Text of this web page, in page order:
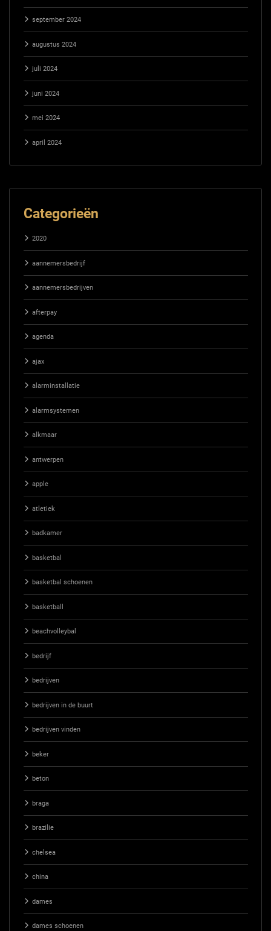
september 2024
augustus 2024
juli 2024
juni 2024
mei 2024
april 2024
Categorieën
2020
aannemersbedrijf
aannemersbedrijven
afterpay
agenda
ajax
alarminstallatie
alarmsystemen
alkmaar
antwerpen
apple
atletiek
badkamer
basketbal
basketbal schoenen
basketball
beachvolleybal
bedrijf
bedrijven
bedrijven in de buurt
bedrijven vinden
beker
beton
braga
brazilie
chelsea
china
dames
dames schoenen